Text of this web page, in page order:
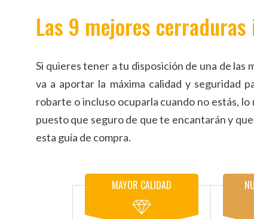
Las 9 mejores
Si quieres tener a tu disposición de una de
va a aportar la máxima calidad y seguridad
robarte o incluso ocuparla cuando no estás,
puesto que seguro de que te encantarán y
esta guía de compra.
MAYOR CALIDAD